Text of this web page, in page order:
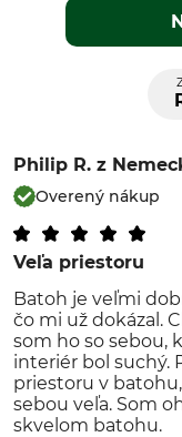
Philip R. z
Overený nákup
Veľa priestoru
Batoh je veľmi
čo mi už dokázal.
som ho so sebou,
interiér bol suchý.
priestoru v
sebou veľa. Som
skvelom batohu.